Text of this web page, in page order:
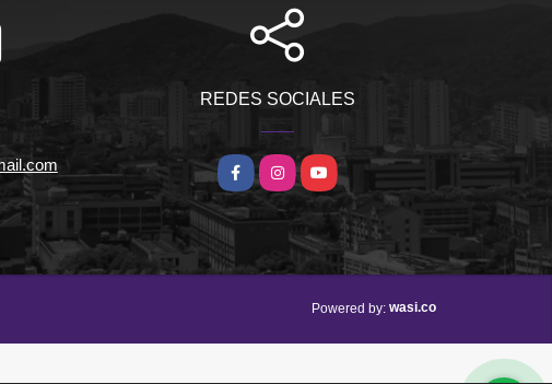
REDES SOCIALES
FacebookInstagramYouTube
Powered by: wasi.co